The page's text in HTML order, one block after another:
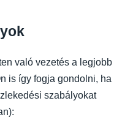
való vezetés a legjobb
is így fogja gondolni, ha
szabályokat